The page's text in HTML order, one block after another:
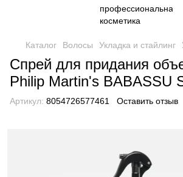
Каталог Волосы Укладка и стайлинг
Спрей для придания
Philip Martin's BABASSU
Артикул: 8054726577461 Оставить отзыв